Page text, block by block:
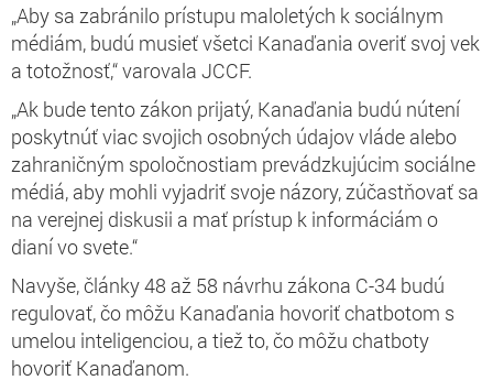
„Aby sa zabránilo prístupu maloletých k sociálnym
médiám, budú musieť všetci Kanaďania overiť svoj vek
a totožnosť,“ varovala JCCF.
„Ak bude tento zákon prijatý, Kanaďania budú nútení
poskytnúť viac svojich osobných údajov vláde alebo
zahraničným spoločnostiam prevádzkujúcim sociálne
médiá, aby mohli vyjadriť svoje názory, zúčastňovať sa
na verejnej diskusii a mať prístup k informáciám o
dianí vo svete.“
Navyše, články 48 až 58 návrhu zákona C-34 budú
regulovať, čo môžu Kanaďania hovoriť chatbotom s
umelou inteligenciou, a tiež to, čo môžu chatboty
hovoriť Kanaďanom.